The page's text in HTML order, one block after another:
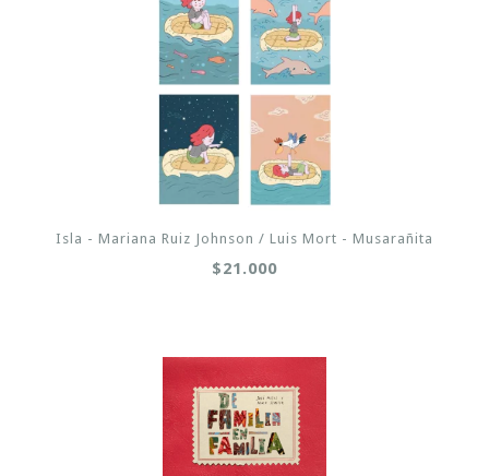
Isla - Mariana Ruiz Johnson / Luis Mort - Musarañita
$21.000